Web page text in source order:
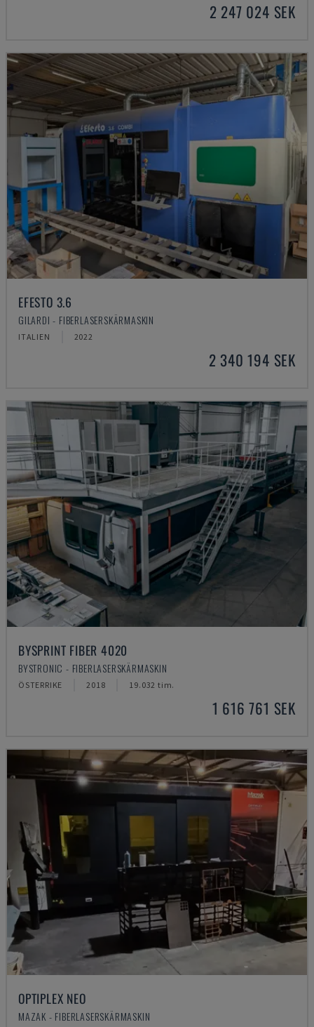
2 247 024 SEK
EFESTO 3.6
GILARDI - FIBERLASERSKÄRMASKIN
ITALIEN 2022
2 340 194 SEK
BYSPRINT FIBER 4020
BYSTRONIC - FIBERLASERSKÄRMASKIN
ÖSTERRIKE 2018 19.032 tim.
1 616 761 SEK
OPTIPLEX NEO
MAZAK - FIBERLASERSKÄRMASKIN